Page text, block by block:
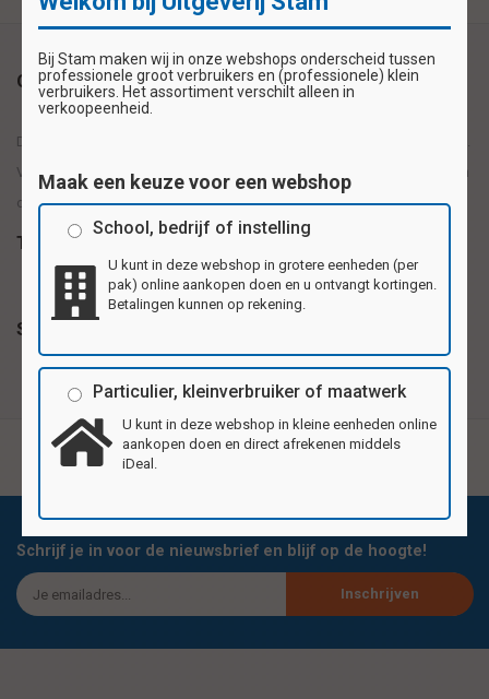
Omschrijving
De papieren plakfiguren zijn erg leuk om mee te plakken en te knutselen.
Vrolijke kleuren en diverse vormen, op ambachtelijke wijze, gemaakt van
ongegomd glanspapier. Inhoud: 200 stuks
Tags
Specificaties
Schrijf je in voor de nieuwsbrief en blijf op de hoogte!
Inschrijven
Bij Stam maken wij in onze webshops onderscheid tussen
professionele groot verbruikers en (professionele) klein
verbruikers. Het assortiment verschilt alleen in
verkoopeenheid.
Maak een keuze voor een webshop
School, bedrijf of instelling
U kunt in deze webshop in grotere eenheden (per
pak) online aankopen doen en u ontvangt kortingen.
Betalingen kunnen op rekening.
Particulier, kleinverbruiker of maatwerk
U kunt in deze webshop in kleine eenheden online
aankopen doen en direct afrekenen middels
iDeal.